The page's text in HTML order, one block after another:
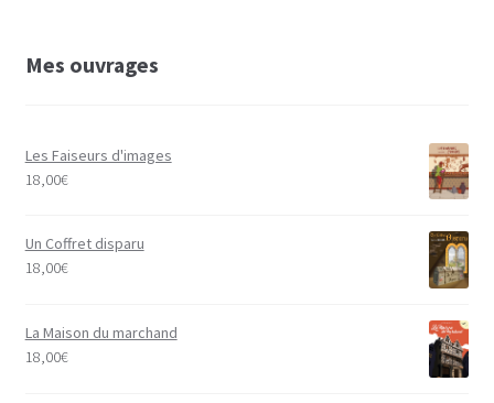
Mes ouvrages
Les Faiseurs d'images
18,00€
Un Coffret disparu
18,00€
La Maison du marchand
18,00€